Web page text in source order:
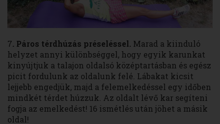
7. Páros térdhúzás préseléssel. Marad a kiinduló
helyzet annyi különbséggel, hogy egyik karunkat
kinyújtjuk a talajon oldalsó középtartásban és egész
picit fordulunk az oldalunk felé. Lábakat kicsit
lejjebb engedjük, majd a felemelkedéssel egy időben
mindkét térdet húzzuk. Az oldalt lévő kar segíteni
fogja az emelkedést! 16 ismétlés után jöhet a másik
oldal!